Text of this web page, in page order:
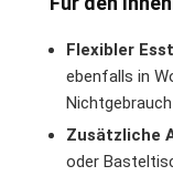
Flexibler
ebenfalls in
Zusätzliche
oder